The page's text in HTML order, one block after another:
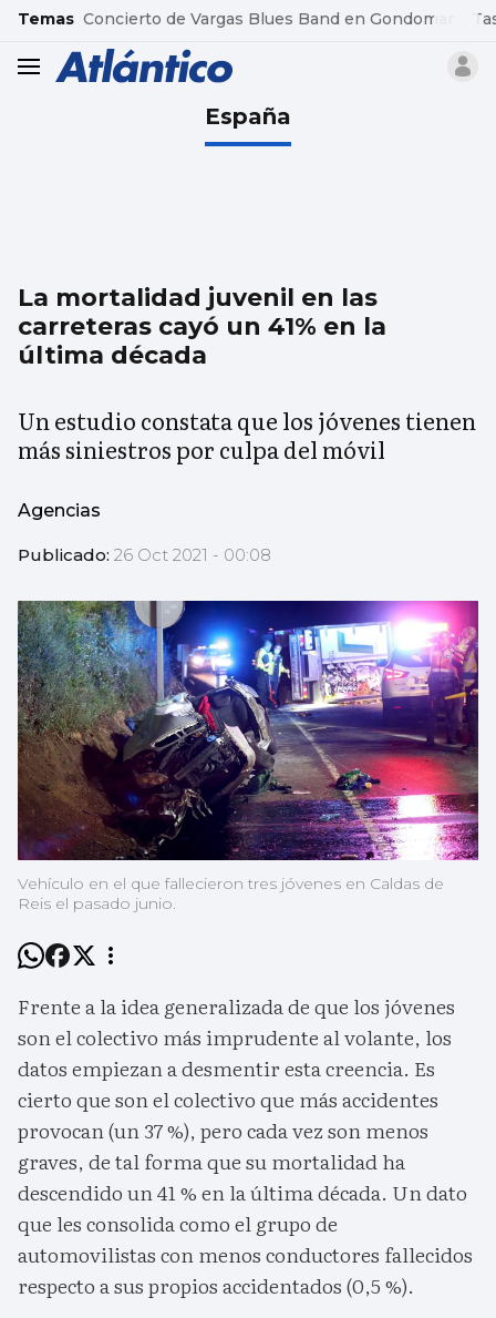
common.go-to-content
Temas Concierto de Vargas Blues Band en Gondomar
header.menu.open
España
La mortalidad juvenil en las
carreteras cayó un 41% en la
última década
Un estudio constata que los jóvenes tienen
más siniestros por culpa del móvil
Agencias
Publicado: 26 Oct 2021 - 00:08
Vehículo en el que fallecieron tres jóvenes en Caldas de
Reis el pasado junio.
Frente a la idea generalizada de que los jóvenes
son el colectivo más imprudente al volante, los
datos empiezan a desmentir esta creencia. Es
cierto que son el colectivo que más accidentes
provocan (un 37 %), pero cada vez son menos
graves, de tal forma que su mortalidad ha
descendido un 41 % en la última década. Un dato
que les consolida como el grupo de
automovilistas con menos conductores fallecidos
respecto a sus propios accidentados (0,5 %).